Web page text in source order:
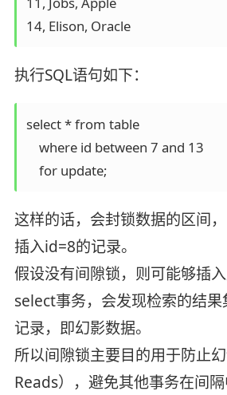
14, Elison, Oracle
执行SQL语句如下：
select * from table
    where id between 7 and 13
    for update;
这样的话，会封锁数据的区间
插入id=8的记录。
假设没有间隙锁，则可能够插
select事务，会发现检索的结
记录，即幻影数据。
所以间隙锁主要目的用于防止
Reads），避免其他事务在间